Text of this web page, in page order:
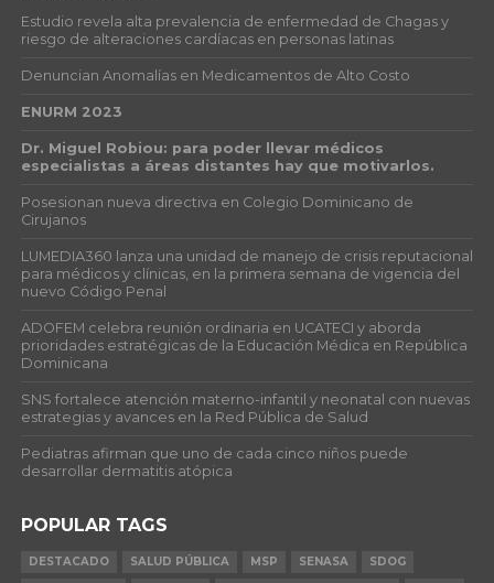
Estudio revela alta prevalencia de enfermedad de Chagas y
riesgo de alteraciones cardíacas en personas latinas
Denuncian Anomalías en Medicamentos de Alto Costo
ENURM 2023
Dr. Miguel Robiou: para poder llevar médicos
especialistas a áreas distantes hay que motivarlos.
Posesionan nueva directiva en Colegio Dominicano de
Cirujanos
LUMEDIA360 lanza una unidad de manejo de crisis reputacional
para médicos y clínicas, en la primera semana de vigencia del
nuevo Código Penal
ADOFEM celebra reunión ordinaria en UCATECI y aborda
prioridades estratégicas de la Educación Médica en República
Dominicana
SNS fortalece atención materno-infantil y neonatal con nuevas
estrategias y avances en la Red Pública de Salud
Pediatras afirman que uno de cada cinco niños puede
desarrollar dermatitis atópica
POPULAR TAGS
DESTACADO SALUD PÚBLICA MSP SENASA
SDOG